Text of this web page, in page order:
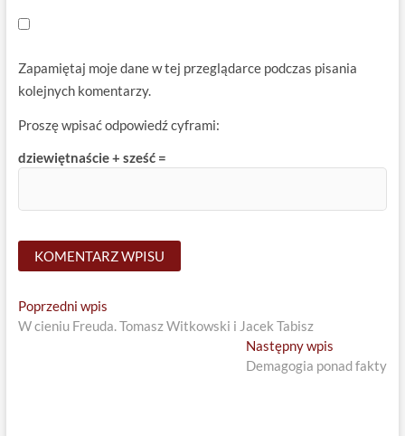
Zapamiętaj moje dane w tej przeglądarce podczas pisania
kolejnych komentarzy.
Proszę wpisać odpowiedź cyframi:
dziewiętnaście + sześć =
Nawigacja
wpisu
Poprzedni wpisPrevious
post:
W cieniu Freuda. Tomasz Witkowski i Jacek Tabisz
Następny wpis
post:
Demagogia ponad fakty